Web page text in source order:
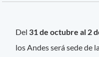
Del 31 de octubre al 2
los Andes será sede de